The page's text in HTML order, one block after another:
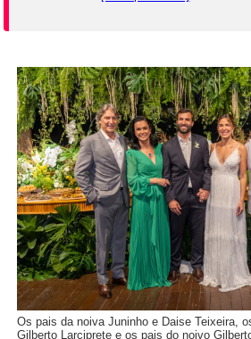
Os pais da noiva Juninho e Daise Teixeira,
Gilberto Larciprete e os pais do noivo